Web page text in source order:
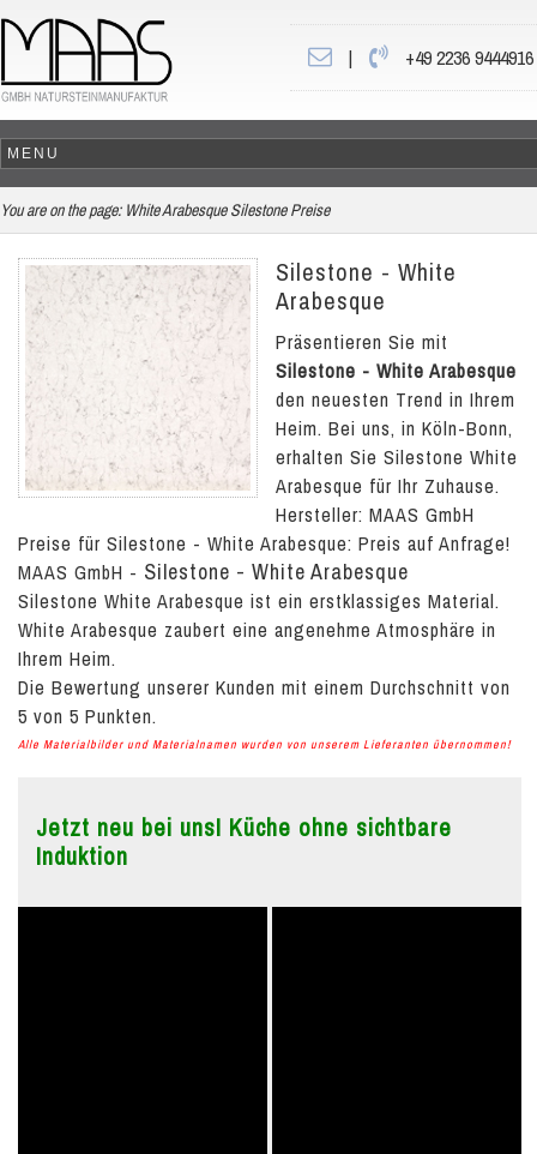
| +49 2236 9444916
You are on the page: White Arabesque Silestone Preise
Silestone - White
Arabesque
Präsentieren Sie mit
Silestone - White Arabesque
den neuesten Trend in Ihrem
Heim. Bei uns, in Köln-Bonn,
erhalten Sie Silestone White
Arabesque für Ihr Zuhause.
Hersteller: MAAS GmbH
Preise für Silestone - White Arabesque: Preis auf Anfrage!
MAAS GmbH - Silestone - White Arabesque
Silestone White Arabesque ist ein erstklassiges Material.
White Arabesque zaubert eine angenehme Atmosphäre in
Ihrem Heim.
Die Bewertung unserer Kunden mit einem Durchschnitt von
5 von 5 Punkten.
Alle Materialbilder und Materialnamen wurden von unserem Lieferanten übernommen!
Jetzt neu bei uns! Küche ohne sichtbare
Induktion